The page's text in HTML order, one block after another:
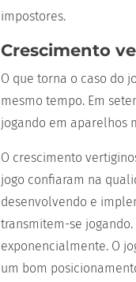
impostores.
Crescimento
O que torna o caso do
mesmo tempo. Em
jogando em aparelhos
O crescimento
jogo confiaram na
desenvolvendo e
transmitem-se
exponencialmente. O
um bom